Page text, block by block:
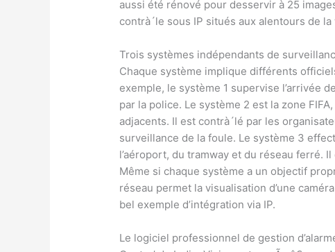
aussi été rénové pour desservir à 25
contrà´le sous IP situés aux alentours de la
Trois systèmes indépendants de
Chaque système implique différents
exemple, le système 1 supervise l’arrivée
par la police. Le système 2 est la zone
adjacents. Il est contrà´lé par les
surveillance de la foule. Le système 3
l’aéroport, du tramway et du réseau ferré.
Même si chaque système a un objectif
réseau permet la visualisation d’une
bel exemple d’intégration via IP.
Le logiciel professionnel de gestion